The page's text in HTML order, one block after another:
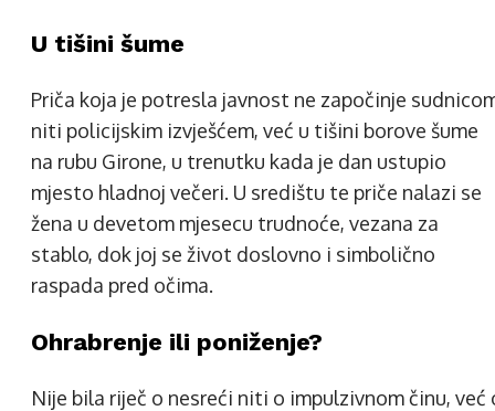
U tišini šume
Priča koja je potresla javnost ne započinje
niti policijskim izvješćem, već u tišini borove šume
na rubu Girone, u trenutku kada je dan ustupio
mjesto hladnoj večeri. U središtu te priče nalazi se
žena u devetom mjesecu trudnoće, vezana za
stablo, dok joj se život doslovno i simbolično
raspada pred očima.
Ohrabrenje ili poniženje?
Nije bila riječ o nesreći niti o impulzivnom činu, već